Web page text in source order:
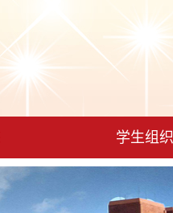
学生组织